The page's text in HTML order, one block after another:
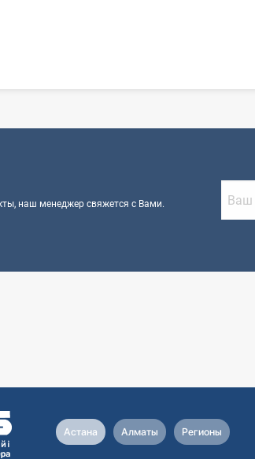
наш менеджер свяжется с Вами.
Астана Алматы Регионы